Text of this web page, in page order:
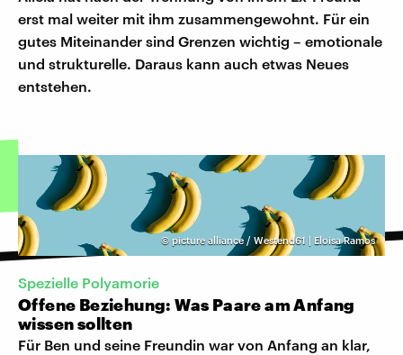
erst mal weiter mit ihm zusammengewohnt. Für ein
gutes Miteinander sind Grenzen wichtig – emotionale
und strukturelle. Daraus kann auch etwas Neues
entstehen.
© picture alliance / Westend61 | Eloisa Ramos
Spezielle Polyamorie
Offene Beziehung: Was Paare am Anfang
wissen sollten
Für Ben und seine Freundin war von Anfang an klar,